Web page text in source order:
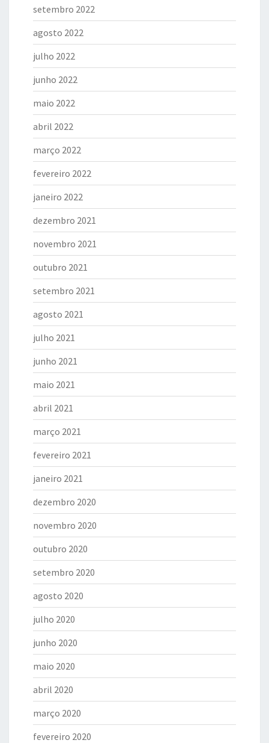
setembro 2022
agosto 2022
julho 2022
junho 2022
maio 2022
abril 2022
março 2022
fevereiro 2022
janeiro 2022
dezembro 2021
novembro 2021
outubro 2021
setembro 2021
agosto 2021
julho 2021
junho 2021
maio 2021
abril 2021
março 2021
fevereiro 2021
janeiro 2021
dezembro 2020
novembro 2020
outubro 2020
setembro 2020
agosto 2020
julho 2020
junho 2020
maio 2020
abril 2020
março 2020
fevereiro 2020